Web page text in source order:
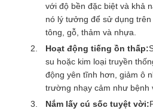
với độ bền đặc biệt và khả
nó lý tưởng để sử dụng
tông, gỗ, thảm và nhựa.
Hoạt động tiếng ồn thấp:
su hoặc kim loại truyền
động yên tĩnh hơn, giảm ô
trường nhạy cảm như bệnh
Nắm lấy cú sốc tuyệt vời: